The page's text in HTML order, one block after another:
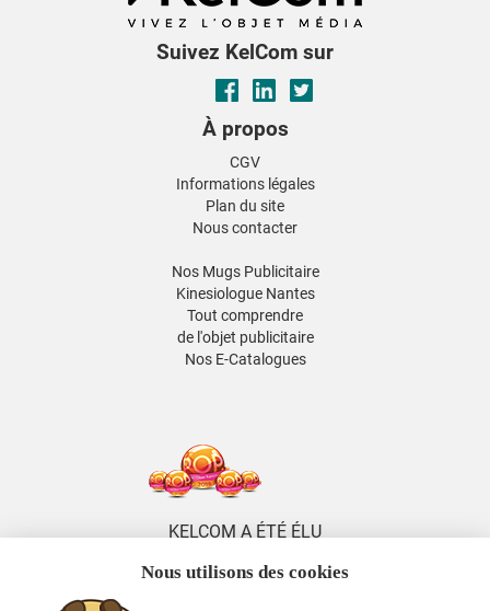
Suivez KelCom sur
À propos
CGV
Informations légales
Plan du site
Nous contacter
Nos Mugs Publicitaire
Kinesiologue Nantes
Tout comprendre
de l'objet publicitaire
Nos E-Catalogues
KELCOM A ÉTÉ ÉLU
DE L'ANNÉE
Nous utilisons des cookies